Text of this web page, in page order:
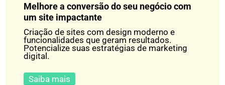
Melhore a conversão do seu negócio com
um site impactante
Criação de sites com design moderno e
funcionalidades que geram resultados.
Potencialize suas estratégias de marketing
digital.
Saiba mais